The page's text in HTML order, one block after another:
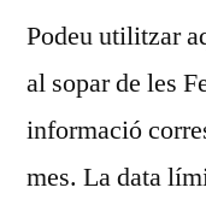
Podeu utilitzar
al sopar de les
informació
mes. La data